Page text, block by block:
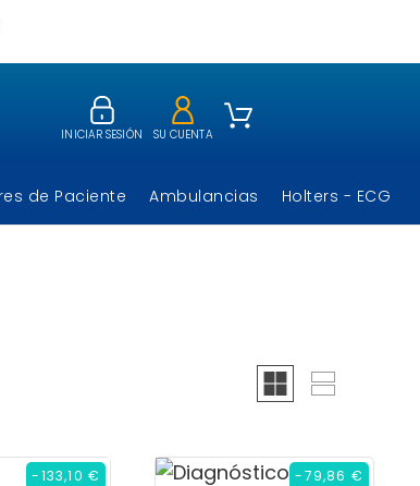
INICIAR SESIÓN SU CUENTA
de Paciente Ambulancias Holters - ECG
-133,10 € -79,86 €